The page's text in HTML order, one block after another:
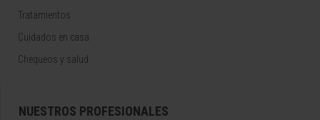
Tratamientos
Cuidados en casa
Chequeos y salud
NUESTROS PROFESIONALES